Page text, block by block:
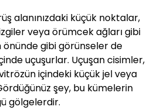
alanınızdaki küçük noktalar,
veya örümcek ağları gibi
önünde gibi görünseler de
uçuşurlar. Uçuşan cisimler,
içindeki küçük jel veya
şey, bu kümelerin
gölgelerdir.